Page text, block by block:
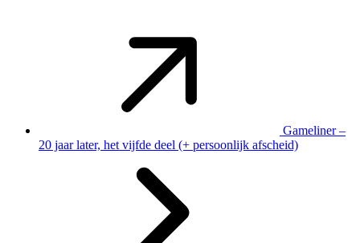
Gameliner –
20 jaar later, het vijfde deel (+ persoonlijk afscheid)